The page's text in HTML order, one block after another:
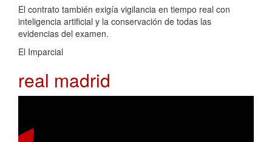
El contrato también exigía vigilancia en tiempo real con
inteligencia artificial y la conservación de todas las
evidencias del examen.
El Imparcial
real madrid